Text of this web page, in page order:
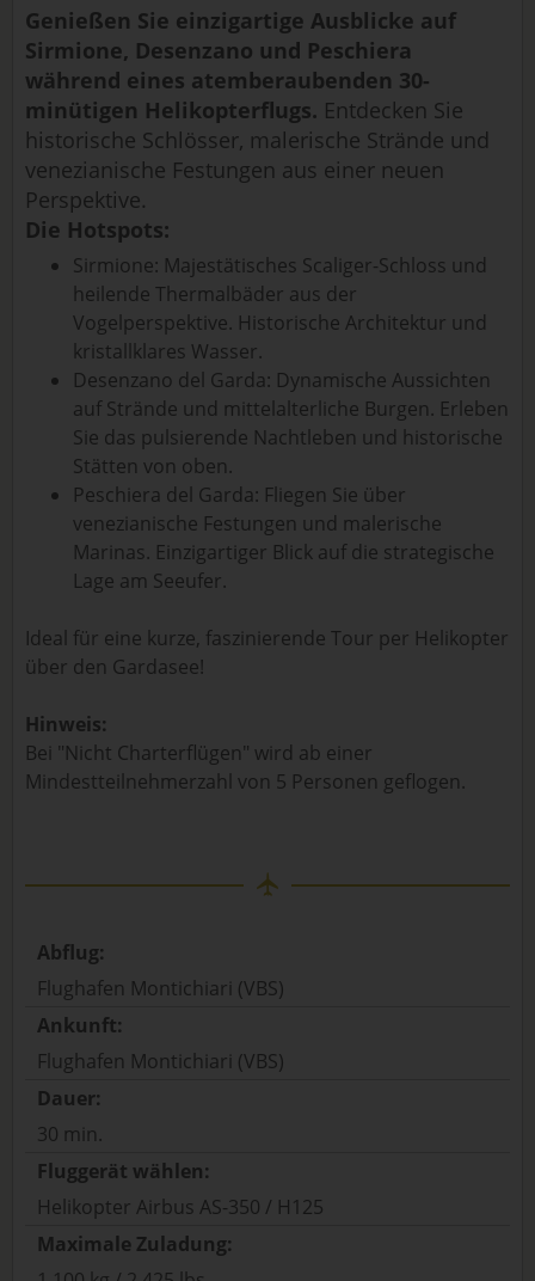
Genießen Sie einzigartige Ausblicke auf
Sirmione, Desenzano und Peschiera
während eines atemberaubenden 30-
minütigen Helikopterflugs. Entdecken Sie
historische Schlösser, malerische Strände und
venezianische Festungen aus einer neuen
Perspektive.
Die Hotspots:
Sirmione: Majestätisches Scaliger-Schloss und
heilende Thermalbäder aus der
Vogelperspektive. Historische Architektur und
kristallklares Wasser.
Desenzano del Garda: Dynamische Aussichten
auf Strände und mittelalterliche Burgen. Erleben
Sie das pulsierende Nachtleben und historische
Stätten von oben.
Peschiera del Garda: Fliegen Sie über
venezianische Festungen und malerische
Marinas. Einzigartiger Blick auf die strategische
Lage am Seeufer.
Ideal für eine kurze, faszinierende Tour per Helikopter
über den Gardasee!
Hinweis:
Bei "Nicht Charterflügen" wird ab einer
Mindestteilnehmerzahl von 5 Personen geflogen.
Abflug:
Flughafen Montichiari (VBS)
Ankunft:
Flughafen Montichiari (VBS)
Dauer:
30 min.
Fluggerät wählen:
Helikopter Airbus AS-350 / H125
Maximale Zuladung: